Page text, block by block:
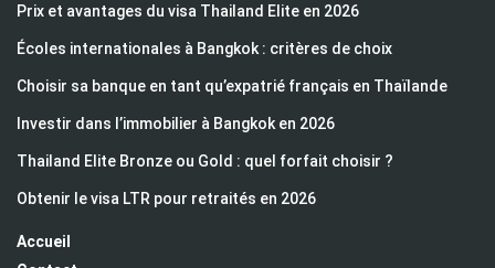
Prix et avantages du visa Thailand Elite en 2026
Écoles internationales à Bangkok : critères de choix
Choisir sa banque en tant qu’expatrié français en Thaïlande
Investir dans l’immobilier à Bangkok en 2026
Thailand Elite Bronze ou Gold : quel forfait choisir ?
Obtenir le visa LTR pour retraités en 2026
Accueil